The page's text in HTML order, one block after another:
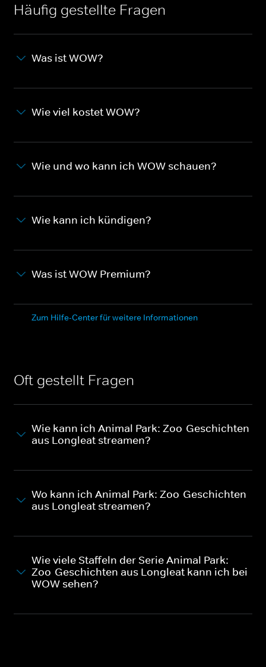
Häufig gestellte Fragen
Was ist WOW?
Wie viel kostet WOW?
Wie und wo kann ich WOW schauen?
Wie kann ich kündigen?
Was ist WOW Premium?
Zum Hilfe-Center für weitere Informationen
Oft gestellt Fragen
Wie kann ich Animal Park: Zoo-Geschichten
aus Longleat streamen?
Wo kann ich Animal Park: Zoo-Geschichten
aus Longleat streamen?
Wie viele Staffeln der Serie Animal Park:
Zoo-Geschichten aus Longleat kann ich bei
WOW sehen?